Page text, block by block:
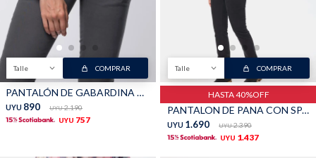
Talle COMPRAR
PANTALÓN DE GABARDINA SKINNY - VERDE
UYU 890 UYU 2.190
UYU 757
Talle COMPRAR
HASTA 40%OFF
PANTALON DE PANA CON SPANDEX - Gris
UYU 1.690 UYU 2.390
UYU 1.437